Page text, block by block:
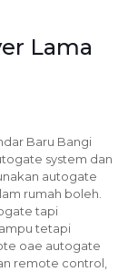
Lama
Baru Bangi
system dan
autogate
rumah boleh.
tapi
tetapi
oae autogate
remote control,